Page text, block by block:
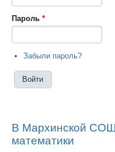
Пароль *
Забыли пароль?
В Мархинской СОШ
математики